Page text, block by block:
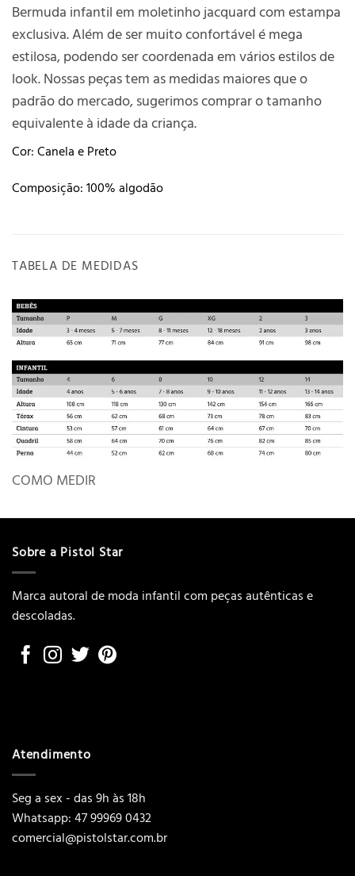
Bermuda infantil em moletinho jacquard com estampa
exclusiva. Além de ser muito confortável é mega
estilosa, podendo ser coordenada em vários estilos de
look. Nossas peças tem as medidas maiores que o
padrão do mercado, sugerimos comprar o tamanho
equivalente à idade da criança.
Cor: Canela e Preto
Composição: 100% algodão
TABELA DE MEDIDAS
COMO MEDIR
Sobre a Pistol Star
Marca autoral de moda infantil com peças autênticas e
descoladas.
Atendimento
Seg a sex - das 9h às 18h
Whatsapp: 47 99969 0432
comercial@pistolstar.com.br